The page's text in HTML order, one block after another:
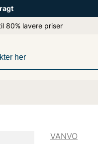
80% lavere priser
VANVO